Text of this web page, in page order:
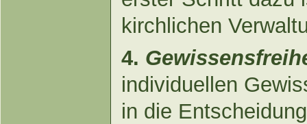
kirchlichen
4.
individuellen
in die